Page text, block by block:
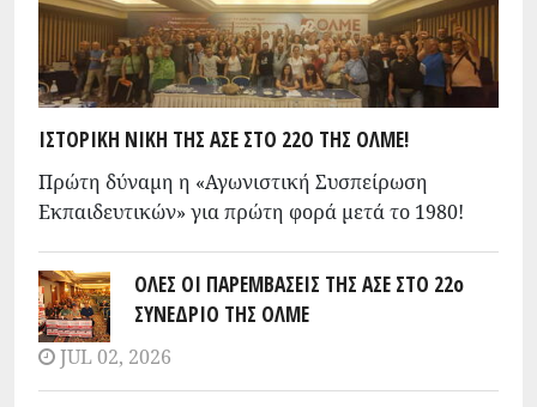
ΙΣΤΟΡΙΚΗ ΝΙΚΗ ΤΗΣ ΑΣΕ ΣΤΟ 22Ο ΤΗΣ ΟΛΜΕ!
Πρώτη δύναμη η «Αγωνιστική Συσπείρωση
Εκπαιδευτικών» για πρώτη φορά μετά το 1980!
ΟΛΕΣ ΟΙ ΠΑΡΕΜΒΑΣΕΙΣ ΤΗΣ ΑΣΕ ΣΤΟ 22ο
ΣΥΝΕΔΡΙΟ ΤΗΣ ΟΛΜΕ
JUL 02, 2026